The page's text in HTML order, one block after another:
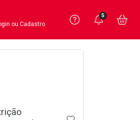
sua Conta
ou Cadastro
Precisa
Ver Recursos
Você
5